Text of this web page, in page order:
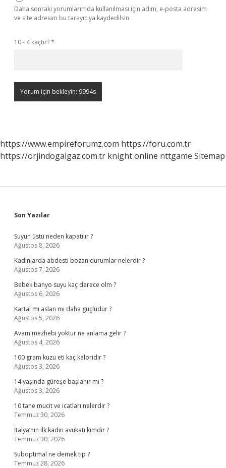
Daha sonraki yorumlarımda kullanılması için adım, e-posta adresim
ve site adresim bu tarayıcıya kaydedilsin.
10 - 4 kaçtır?*
https://www.empireforumz.com https://foru.com.tr
https://orjindogalgaz.com.tr knight online nttgame Sitemap
Sidebar
Son Yazılar
Suyun üstü neden kapatılır ?
Ağustos 8, 2026
Kadınlarda abdesti bozan durumlar nelerdir ?
Ağustos 7, 2026
Bebek banyo suyu kaç derece olm ?
Ağustos 6, 2026
Kartal mı aslan mı daha güçlüdür ?
Ağustos 5, 2026
Avam mezhebi yoktur ne anlama gelir ?
Ağustos 4, 2026
100 gram kuzu eti kaç kaloridir ?
Ağustos 3, 2026
14 yaşında güreşe başlanır mı ?
Ağustos 3, 2026
10 tane mucit ve icatları nelerdir ?
Temmuz 30, 2026
İtalya’nın ilk kadın avukatı kimdir ?
Temmuz 30, 2026
Suboptimal ne demek tıp ?
Temmuz 28, 2026